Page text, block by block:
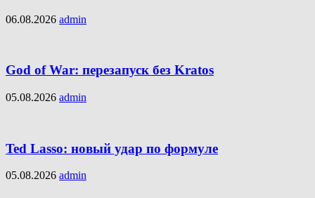
06.08.2026 admin
God of War: перезапуск без Kratos
05.08.2026 admin
Ted Lasso: новый удар по формуле
05.08.2026 admin